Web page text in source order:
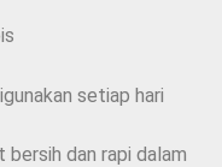
setiap hari
dan rapi dalam